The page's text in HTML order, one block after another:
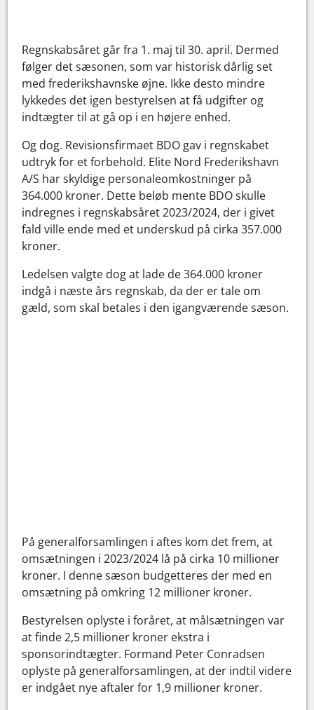
Regnskabsåret går fra 1. maj til 30. april. Dermed
følger det sæsonen, som var historisk dårlig set
med frederikshavnske øjne. Ikke desto mindre
lykkedes det igen bestyrelsen at få udgifter og
indtægter til at gå op i en højere enhed.
Og dog. Revisionsfirmaet BDO gav i regnskabet
udtryk for et forbehold. Elite Nord Frederikshavn
A/S har skyldige personaleomkostninger på
364.000 kroner. Dette beløb mente BDO skulle
indregnes i regnskabsåret 2023/2024, der i givet
fald ville ende med et underskud på cirka 357.000
kroner.
Ledelsen valgte dog at lade de 364.000 kroner
indgå i næste års regnskab, da der er tale om
gæld, som skal betales i den igangværende sæson.
På generalforsamlingen i aftes kom det frem, at
omsætningen i 2023/2024 lå på cirka 10 millioner
kroner. I denne sæson budgetteres der med en
omsætning på omkring 12 millioner kroner.
Bestyrelsen oplyste i foråret, at målsætningen var
at finde 2,5 millioner kroner ekstra i
sponsorindtægter. Formand Peter Conradsen
oplyste på generalforsamlingen, at der indtil videre
er indgået nye aftaler for 1,9 millioner kroner.